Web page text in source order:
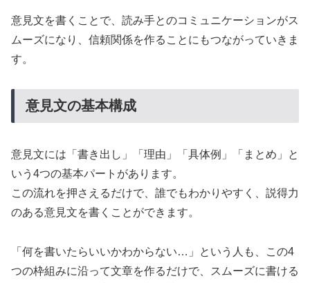
意見文を書くことで、読み手とのコミュニケーションがス
ムーズになり、信頼関係を作ることにもつながっていきま
す。
意見文の基本構成
意見文には「書き出し」「理由」「具体例」「まとめ」と
いう4つの基本パートがあります。
この流れを押さえるだけで、誰でもわかりやすく、説得力
のある意見文を書くことができます。
「何を書いたらいいかわからない…」という人も、この4
つの枠組みに沿って文章を作るだけで、スムーズに書ける